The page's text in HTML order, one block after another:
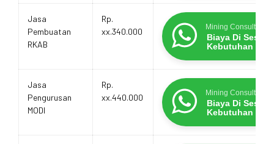
Jasa
Pembuatan
RKAB
Rp.
xx.340.000
Mining Consultants
Biaya Di
Kebutuhan
Jasa
Pengurusan
MODI
Rp.
xx.440.000
Mining Consultants
Biaya Di
Kebutuhan